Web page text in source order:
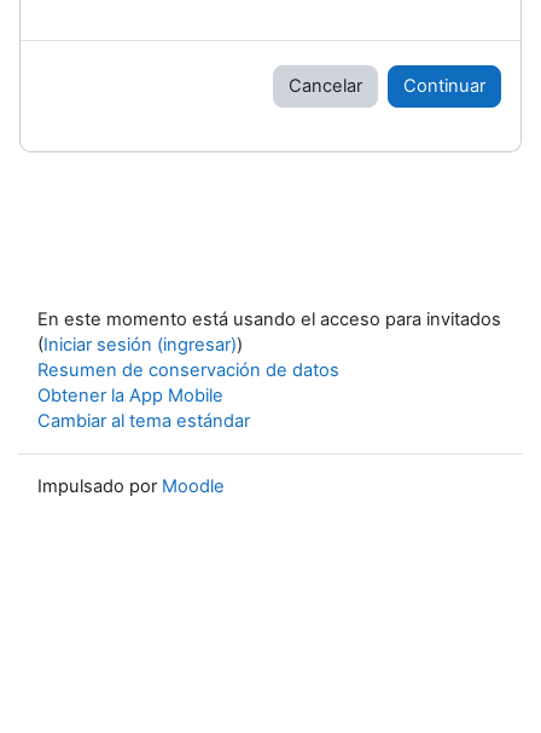
Cancelar Continuar
En este momento está usando el acceso para invitados
(Iniciar sesión (ingresar))
Resumen de conservación de datos
Obtener la App Mobile
Cambiar al tema estándar
Impulsado por Moodle